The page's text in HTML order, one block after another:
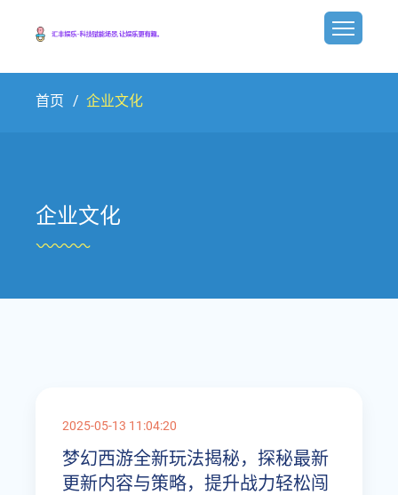
首页 企业文化
企业文化
2025-05-13 11:04:20
梦幻西游全新玩法揭秘，探秘最新
更新内容与策略，提升战力轻松闯